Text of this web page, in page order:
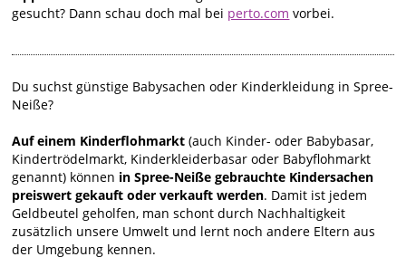
gesucht? Dann schau doch mal bei perto.com vorbei.
Du suchst günstige Babysachen oder Kinderkleidung in Spree-
Neiße?
Auf einem Kinderflohmarkt (auch Kinder- oder Babybasar,
Kindertrödelmarkt, Kinderkleiderbasar oder Babyflohmarkt
genannt) können in Spree-Neiße gebrauchte Kindersachen
preiswert gekauft oder verkauft werden. Damit ist jedem
Geldbeutel geholfen, man schont durch Nachhaltigkeit
zusätzlich unsere Umwelt und lernt noch andere Eltern aus
der Umgebung kennen.